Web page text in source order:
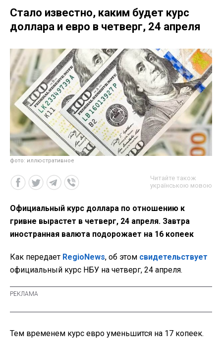
Стало известно, каким будет курс
доллара и евро в четверг, 24 апреля
фото: иллюстративное
Читайте також
українською мовою
Официальный курс доллара по отношению к
гривне вырастет в четверг, 24 апреля. Завтра
иностранная валюта подорожает на 16 копеек
Как передает RegioNews, об этом свидетельствует
официальный курс НБУ на четверг, 24 апреля.
Тем временем курс евро уменьшится на 17 копеек.